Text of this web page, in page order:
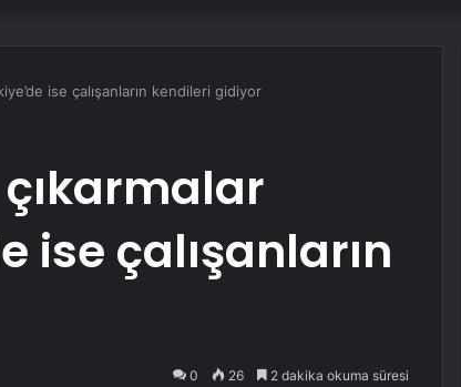
ise çalışanların kendileri gidiyor
ise çalışanların
0 26 2 dakika okuma süresi